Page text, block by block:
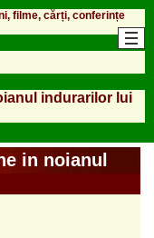
filme, cărți, conferințe
indurarilor lui
in noianul